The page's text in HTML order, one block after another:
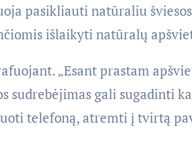
pasikliauti natūraliu
išlaikyti natūralų
„Esant prastam
sudrebėjimas gali sugadinti
telefoną, atremti į tvirtą